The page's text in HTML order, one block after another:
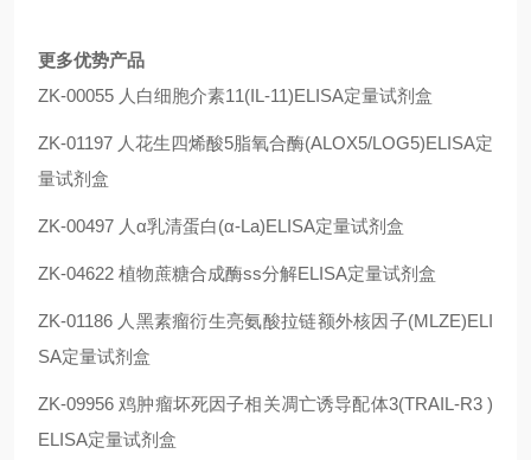
更多优势产品
ZK-00055 人白细胞介素11(IL-11)ELISA定量试剂盒
ZK-01197 人花生四烯酸5脂氧合酶(ALOX5/LOG5)ELISA定
量试剂盒
ZK-00497 人α乳清蛋白(α-La)ELISA定量试剂盒
ZK-04622 植物蔗糖合成酶ss分解ELISA定量试剂盒
ZK-01186 人黑素瘤衍生亮氨酸拉链额外核因子(MLZE)ELI
SA定量试剂盒
ZK-09956 鸡肿瘤坏死因子相关凋亡诱导配体3(TRAIL-R3 )
ELISA定量试剂盒